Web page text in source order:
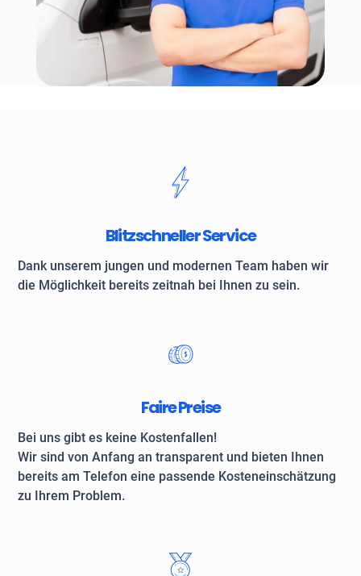
Blitzschneller Service
Dank unserem jungen und modernen Team haben wir
die Möglichkeit bereits zeitnah bei Ihnen zu sein.
Faire Preise
Bei uns gibt es keine Kostenfallen!
Wir sind von Anfang an transparent und bieten Ihnen
bereits am Telefon eine passende Kosteneinschätzung
zu Ihrem Problem.